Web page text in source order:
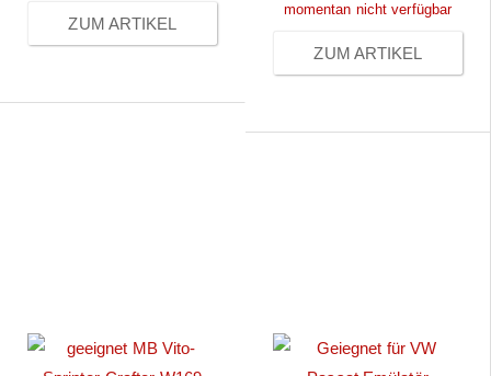
ZUM ARTIKEL
momentan nicht verfügbar
ZUM ARTIKEL